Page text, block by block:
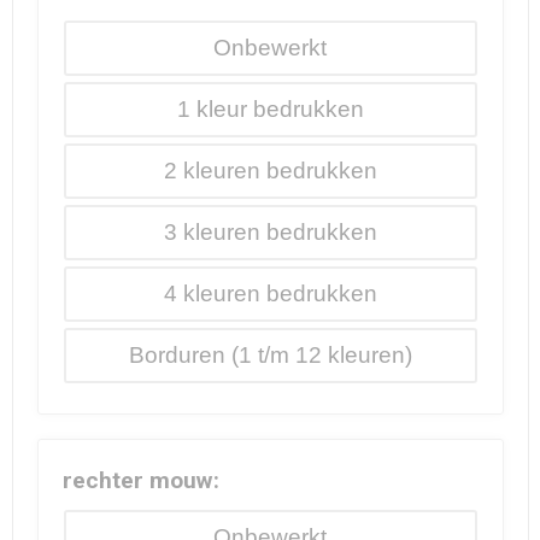
Onbewerkt
1
2
3
4
Borduren
rechter mouw: